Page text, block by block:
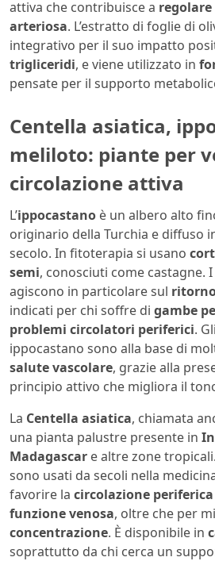
attiva che contribuisce a
arteriosa. L’estratto di foglie di
integrativo per il suo impatto
trigliceridi, e viene utilizzato in
pensate per il supporto
Centella asiatica,
meliloto: piante per
circolazione attiva
L’ippocastano è un albero alto
originario della Turchia e diffuso
secolo. In fitoterapia si usano
semi, conosciuti come castagne.
agiscono in particolare sul
indicati per chi soffre di gambe
problemi circolatori periferici.
ippocastano sono alla base di
salute vascolare, grazie alla
principio attivo che migliora il
La Centella asiatica, chiamata
una pianta palustre presente in
Madagascar e altre zone
sono usati da secoli nella
favorire la circolazione periferica
funzione venosa, oltre che per
concentrazione. È disponibile in
soprattutto da chi cerca un